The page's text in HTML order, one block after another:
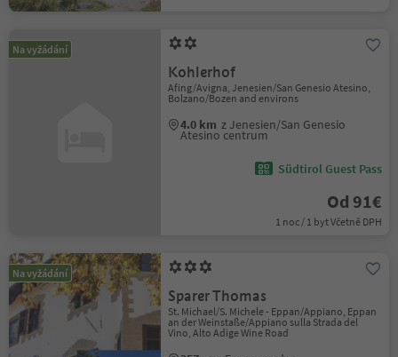
Na vyžádání
Kohlerhof
Afing/Avigna, Jenesien/San Genesio Atesino,
Bolzano/Bozen and environs
4.0 km z Jenesien/San Genesio
Atesino centrum
Südtirol Guest Pass
Od 91€
1 noc / 1 byt Včetně DPH
Na vyžádání
Sparer Thomas
St. Michael/S. Michele - Eppan/Appiano, Eppan
an der Weinstaße/Appiano sulla Strada del
Vino, Alto Adige Wine Road